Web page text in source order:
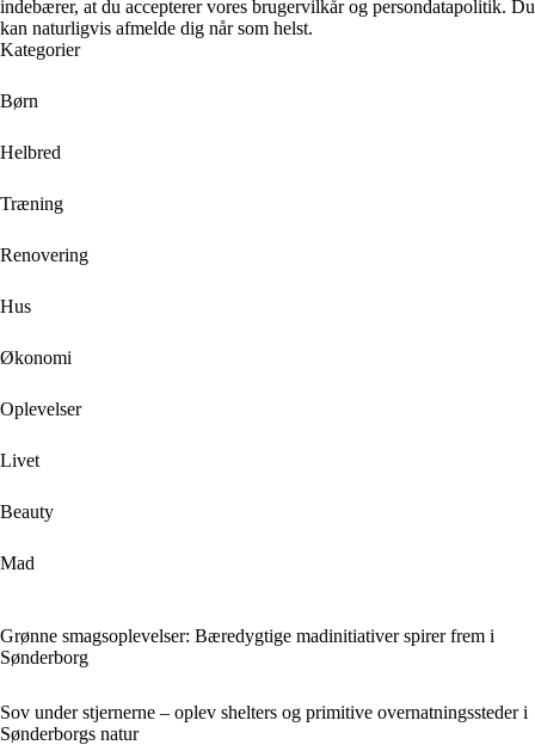
indebærer, at du accepterer vores brugervilkår og persondatapolitik. Du
kan naturligvis afmelde dig når som helst.
Kategorier
Børn
Helbred
Træning
Renovering
Hus
Økonomi
Oplevelser
Livet
Beauty
Mad
Grønne smagsoplevelser: Bæredygtige madinitiativer spirer frem i
Sønderborg
Sov under stjernerne – oplev shelters og primitive overnatningssteder i
Sønderborgs natur